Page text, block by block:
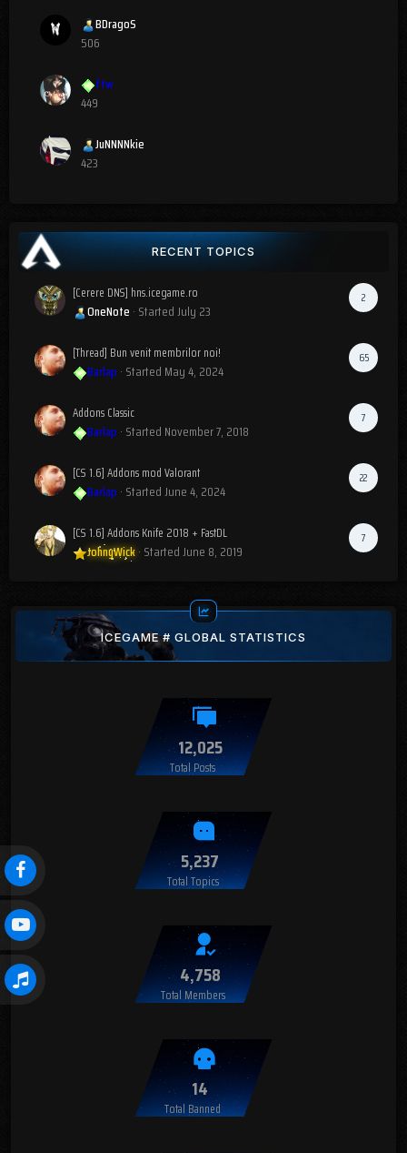
BDragoS
506
ftw
449
JuNNNNkie
423
RECENT TOPICS
2
[Cerere DNS] hns.icegame.ro
OneNote · StartedJuly 23
65
[Thread] Bun venit membrilor noi!
Barlap · Started May 4, 2024
7
Addons Classic
Barlap · Started November 7, 2018
22
[CS 1.6] Addons mod Valorant
Barlap · StartedJune 4, 2024
7
[CS 1.6] Addons Knife 2018 + FastDL
JohnyWick· StartedJune 8, 2019
ICEGAME # GLOBAL STATISTICS
12,025
Total Posts
5,237
Total Topics
4,758
Total Members
14
Total Banned